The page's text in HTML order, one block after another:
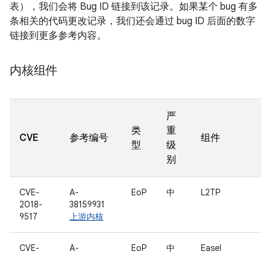
表），我们会将 Bug ID 链接到该记录。如果某个 bug 有多
条相关的代码更改记录，我们还会通过 bug ID 后面的数字
链接到更多参考内容。
内核组件
CVE 参考编号
类
型
严
重
级
别
组件
CVE-
2018-
9517
A-
38159931
上游内核
EoP 中 L2TP
CVE-
A-
EoP 中 Easel